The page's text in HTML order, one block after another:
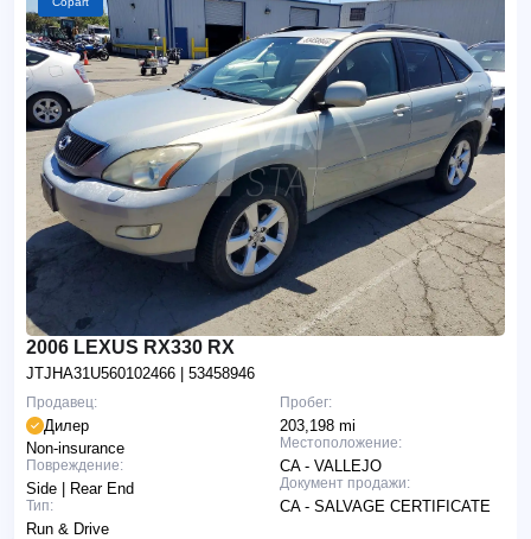
2006 LEXUS RX330 RX
JTJHA31U560102466 | 53458946
Пробег:
203,198 mi
Местоположение:
CA - VALLEJO
Документ продажи:
CA - SALVAGE CERTIFICATE
Продавец:
Дилер
Non-insurance
Повреждение:
Side | Rear End
Тип:
Run & Drive